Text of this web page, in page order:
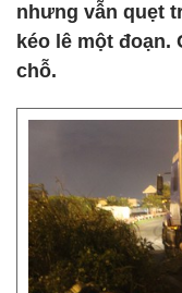
nhưng vẫn quẹt
kéo lê một đoạn.
chỗ.